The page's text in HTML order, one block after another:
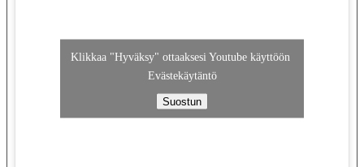
Klikkaa "Hyväksy" ottaaksesi Youtube käyttöön
Evästekäytäntö
Suostun